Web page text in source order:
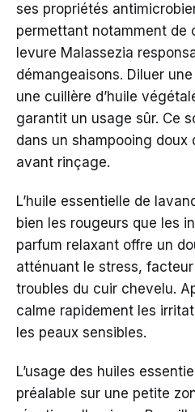
ses propriétés
permettant notamment de
levure Malassezia
démangeaisons. Diluer
une cuillère d’huile
garantit un usage sûr. Ce
dans un shampooing doux
avant rinçage.
L’huile essentielle de
bien les rougeurs que les
parfum relaxant offre un
atténuant le stress,
troubles du cuir chevelu.
calme rapidement les
les peaux sensibles.
L’usage des huiles
préalable sur une petite